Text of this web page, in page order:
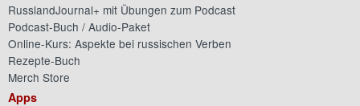
RusslandJournal+ mit Übungen zum Podcast
Podcast-Buch / Audio-Paket
Online-Kurs: Aspekte bei russischen Verben
Rezepte-Buch
Merch Store
Apps